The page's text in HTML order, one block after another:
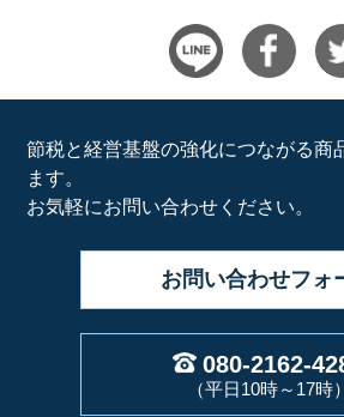
節税と経営基盤の強化につながる商
ます。
お気軽にお問い合わせください。
お問い合わせフォ
080-2162-
（平日10時～17時）